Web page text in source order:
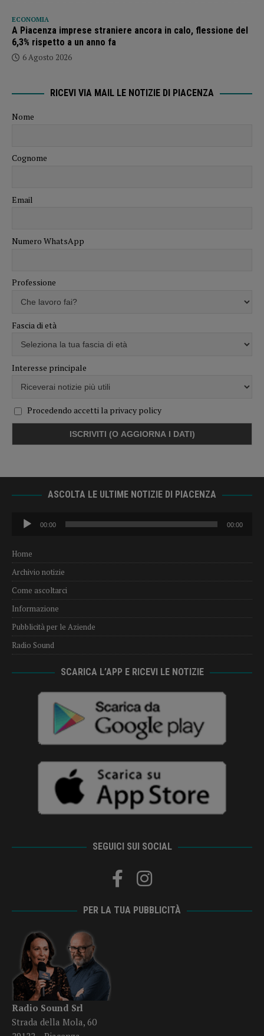
ECONOMIA
A Piacenza imprese straniere ancora in calo, flessione del
6,3% rispetto a un anno fa
6 Agosto 2026
RICEVI VIA MAIL LE NOTIZIE DI PIACENZA
Nome
Cognome
Email
Numero WhatsApp
Professione
Fascia di età
Interesse principale
Procedendo accetti la privacy policy
ASCOLTA LE ULTIME NOTIZIE DI PIACENZA
Audio
Player
00:00 00:00
Home
Archivio notizie
Come ascoltarci
Informazione
Pubblicità per le Aziende
Radio Sound
SCARICA L’APP E RICEVI LE NOTIZIE
SEGUICI SUI SOCIAL
PER LA TUA PUBBLICITÀ
Radio Sound Srl
Strada della Mola, 60